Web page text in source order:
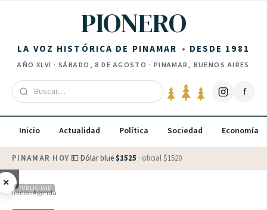
PIONERO
LA VOZ HISTÓRICA DE PINAMAR DESDE 1981
AÑO XLVI · SÁBADO, 8 DE AGOSTO · PINAMAR, BUENOS AIRES
f
Inicio Actualidad Política Sociedad Economía
PINAMAR HOY·💵 Dólar blue $1525 · oficial $1520
× PUBLICIDAD
Inicio›Agenda